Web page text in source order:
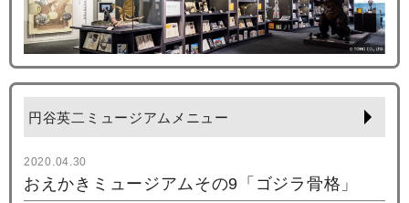
円谷英二ミュージアムメニュー
2020.04.30
おえかきミュージアムその9「ゴジラ骨格」